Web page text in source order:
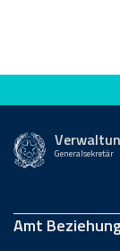
Bewerten
Generalsekretär
Amt